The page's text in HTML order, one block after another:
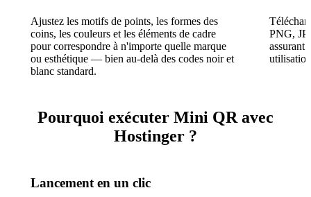
Ajustez les motifs de points, les formes des
coins, les couleurs et les éléments de cadre
pour correspondre à n'importe quelle marque
ou esthétique — bien au-delà des codes noir et
blanc standard.
PNG,
assurant
Pourquoi exécuter Mini QR avec
Hostinger ?
Lancement en un clic